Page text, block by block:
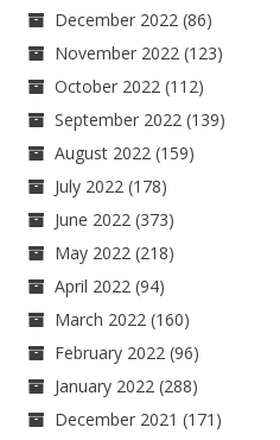
December 2022 (86)
November 2022 (123)
October 2022 (112)
September 2022 (139)
August 2022 (159)
July 2022 (178)
June 2022 (373)
May 2022 (218)
April 2022 (94)
March 2022 (160)
February 2022 (96)
January 2022 (288)
December 2021 (171)